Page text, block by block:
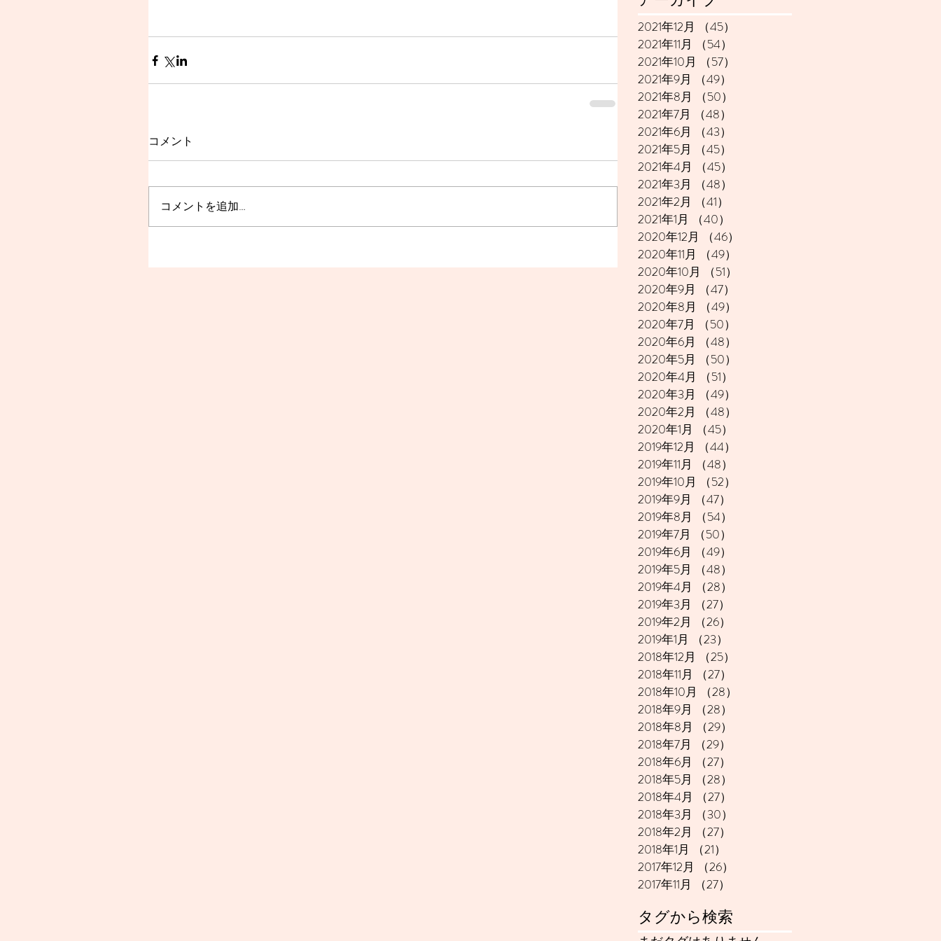
コメント
コメントを追加…
2021年12月 （45）
2021年11月
（54）
2021年10月
（57）
2021年9月
（49）
2021年8月
（50）
2021年7月
（48）
2021年6月
（43）
2021年5月
（45）
2021年4月
（45）
2021年3月
（48）
2021年2月
（41）
2021年1月
（40）
2020年12月
（46）
2020年11月
（49）
2020年10月
（51）
2020年9月
（47）
2020年8月
（49）
2020年7月
（50）
2020年6月
（48）
2020年5月
（50）
2020年4月
（51）
2020年3月
（49）
2020年2月
（48）
2020年1月
（45）
2019年12月
（44）
2019年11月
（48）
2019年10月
（52）
2019年9月
（47）
2019年8月
（54）
2019年7月
（50）
2019年6月
（49）
2019年5月
（48）
2019年4月
（28）
2019年3月
（27）
2019年2月
（26）
2019年1月
（23）
2018年12月
（25）
2018年11月
（27）
2018年10月
（28）
2018年9月
（28）
2018年8月
（29）
2018年7月
（29）
2018年6月
（27）
2018年5月
（28）
2018年4月
（27）
2018年3月
（30）
2018年2月
（27）
2018年1月
（21）
2017年12月
（26）
2017年11月
（27）
タグから検索